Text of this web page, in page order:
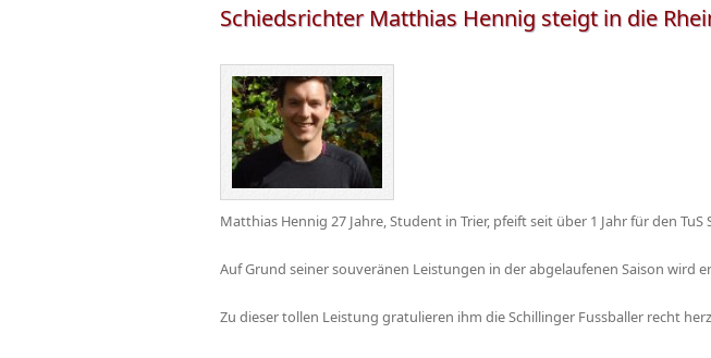
Schiedsrichter Matthias Hennig steigt in die
Matthias Hennig 27 Jahre, Student in Trier, pfeift seit über 1 Jahr für den TuS
Auf Grund seiner souveränen Leistungen in der abgelaufenen Saison wird
Zu dieser tollen Leistung gratulieren ihm die Schillinger Fussballer recht